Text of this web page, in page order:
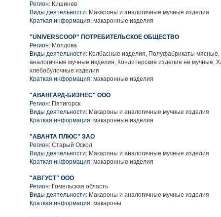
Регион: Кишинев
Виды деятельности: Макароны и аналогичные мучные изделия
Краткая информация: макаронные изделия
"UNIVERSCOOP" ПОТРЕБИТЕЛЬСКОЕ ОБЩЕСТВО
Регион: Молдова
Виды деятельности: Колбасные изделия, Полуфабрикаты
аналогичные мучные изделия, Кондитерские изделия не мучные,
хлебобулочные изделия
Краткая информация: макаронные изделия
"АВАНГАРД-БИЗНЕС" ООО
Регион: Пятигорск
Виды деятельности: Макароны и аналогичные мучные изделия
Краткая информация: макаронные изделия
"АВАНТА ПЛЮС" ЗАО
Регион: Старый Оскол
Виды деятельности: Макароны и аналогичные мучные изделия
Краткая информация: макаронные изделия
"АВГУСТ" ООО
Регион: Гомельская область
Виды деятельности: Макароны и аналогичные мучные изделия
Краткая информация: макароны